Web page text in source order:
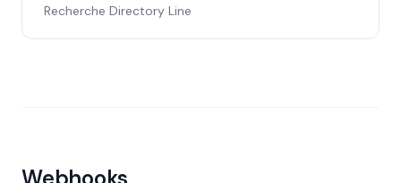
Recherche Directory Line